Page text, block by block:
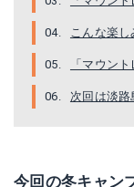
こんな楽し
「マウン
次回は淡路
今回の冬キャン